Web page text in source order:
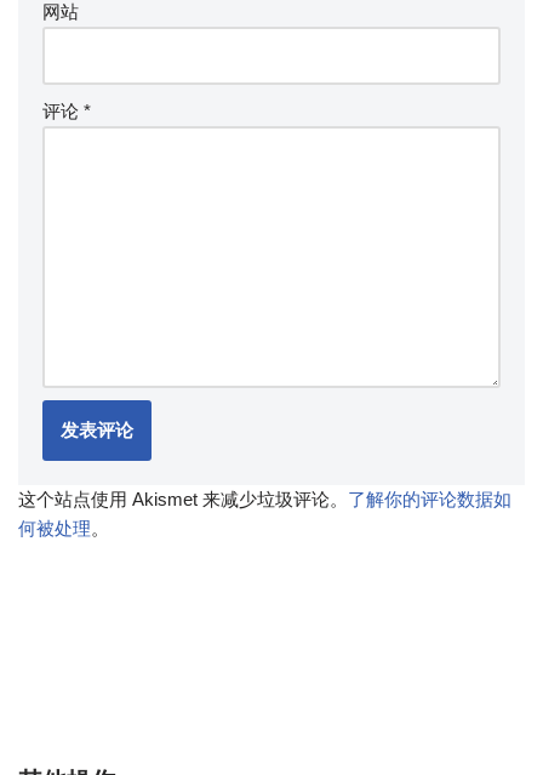
网站
评论 *
这个站点使用 Akismet 来减少垃圾评论。 了解你的评论数据如
何被处理。